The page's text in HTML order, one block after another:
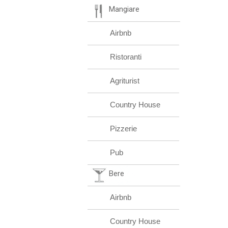
Mangiare
Airbnb
Ristoranti
Agriturist
Country House
Pizzerie
Pub
Bere
Airbnb
Country House